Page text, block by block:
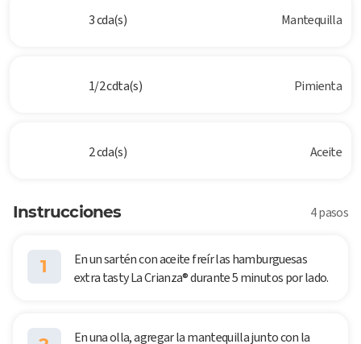
3 cda(s) Mantequilla
1/2 cdta(s) Pimienta
2 cda(s) Aceite
Instrucciones 4 pasos
1
En un sartén con aceite freír las hamburguesas
extra tasty La Crianza® durante 5 minutos por lado.
En una olla, agregar la mantequilla junto con la